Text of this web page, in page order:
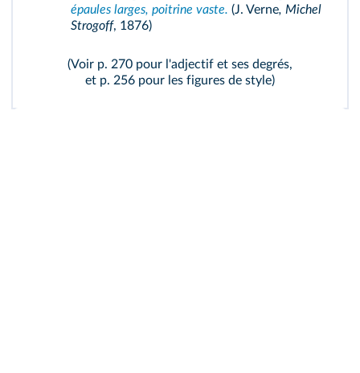
épaules larges, poitrine vaste. (J. Verne, Michel
Strogoff, 1876)
(Voir p. 270 pour l'adjectif et ses degrés,
et p. 256 pour les figures de style)